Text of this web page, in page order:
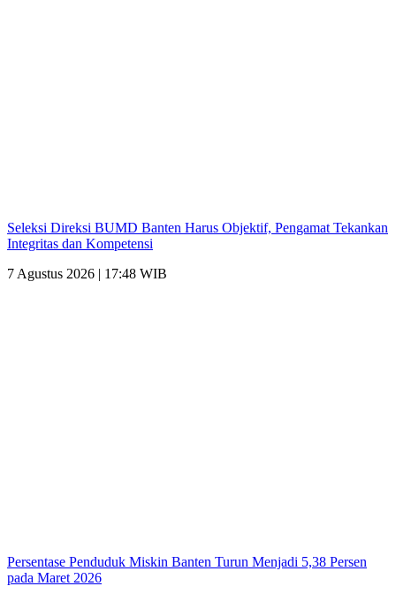
Seleksi Direksi BUMD Banten Harus Objektif, Pengamat Tekankan
Integritas dan Kompetensi
7 Agustus 2026 | 17:48 WIB
Persentase Penduduk Miskin Banten Turun Menjadi 5,38 Persen
pada Maret 2026